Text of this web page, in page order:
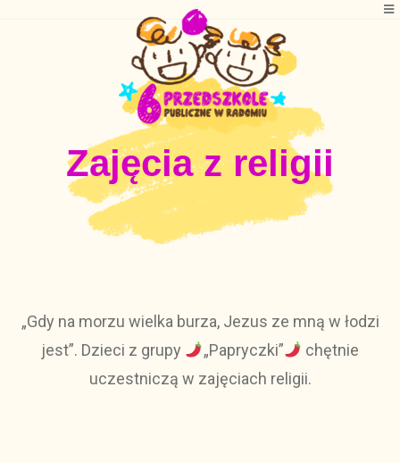
Zajęcia z religii
„Gdy na morzu wielka burza, Jezus ze mną w łodzi
jest”. Dzieci z grupy
„Papryczki”
chętnie
uczestniczą w zajęciach religii.